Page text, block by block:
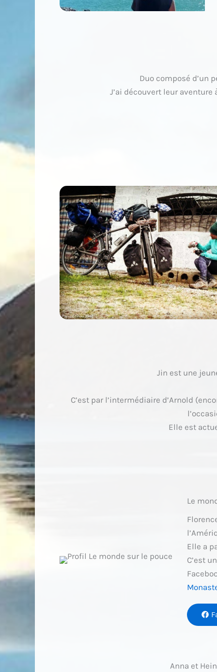
Duo composé d’un
J’ai découvert leur
Jin est une
C’est par l’intermédiaire d’Arnold
Elle est
Le
Elle a
C’est
Anna et